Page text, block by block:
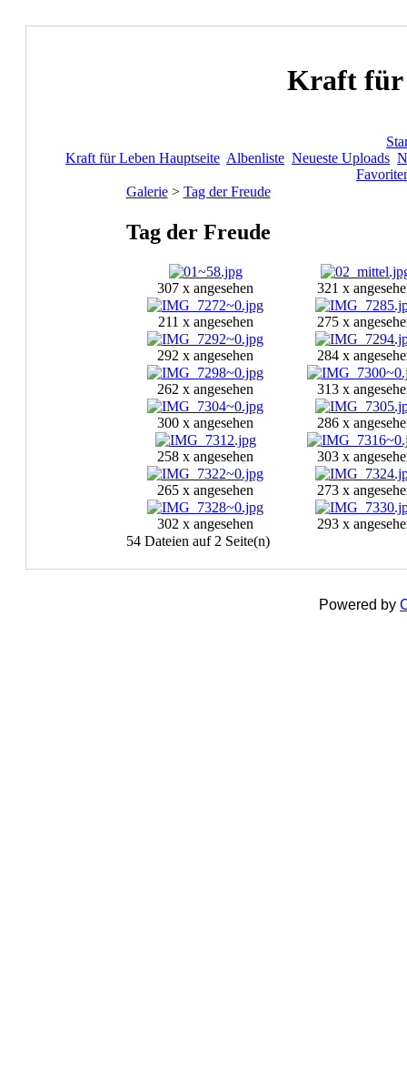
Kraft für
Kraft für Leben Hauptseite Albenliste Neueste Uploads
Galerie> Tag der Freude
Tag der Freude
307 x angesehen 321 x
211 x angesehen 275 x
292 x angesehen 284 x
262 x angesehen 313 x
300 x angesehen 286 x
258 x angesehen 303 x
265 x angesehen 273 x
302 x angesehen
293 x
54 Dateien auf 2 Seite(n)
Powered by